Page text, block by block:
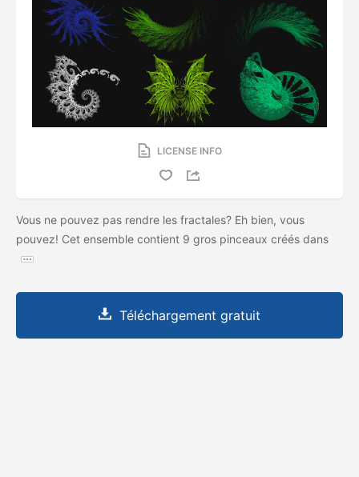
LICENSE INFO
Vous ne pouvez pas rendre les fractales? Eh bien, vous
pouvez! Cet ensemble contient 9 gros pinceaux créés dans
Téléchargement gratuit